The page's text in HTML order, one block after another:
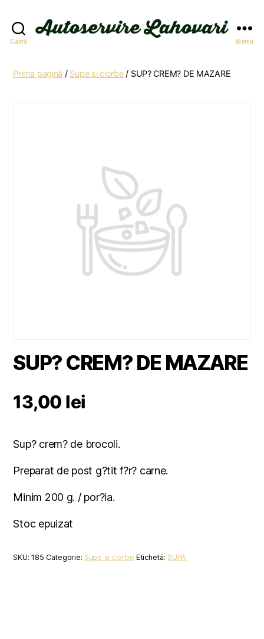
Caută Meniu
Prima pagină / Supe si ciorbe/ SUP? CREM? DE MAZARE
SUP? CREM? DE MAZARE
13,00 lei
Sup? crem? de brocoli.
Preparat de post g?tit f?r? carne.
Minim 200 g. / por?ia.
Stoc epuizat
SKU:185 Categorie: Supe si ciorbe Etichetă: SUPA